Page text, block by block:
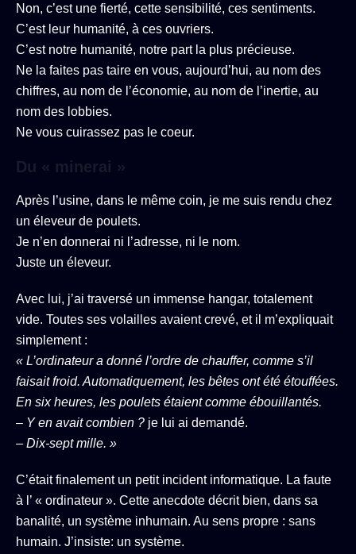
Non, c’est une fierté, cette sensibilité, ces sentiments.
C’est leur humanité, à ces ouvriers.
C’est notre humanité, notre part la plus précieuse.
Ne la faites pas taire en vous, aujourd’hui, au nom des
chiffres, au nom de l’économie, au nom de l’inertie, au
nom des lobbies.
Ne vous cuirassez pas le coeur.
Du « minerai »
Après l’usine, dans le même coin, je me suis rendu chez
un éleveur de poulets.
Je n’en donnerai ni l’adresse, ni le nom.
Juste un éleveur.
Avec lui, j’ai traversé un immense hangar, totalement
vide. Toutes ses volailles avaient crevé, et il m’expliquait
simplement :
« L’ordinateur a donné l’ordre de chauffer, comme s’il
faisait froid. Automatiquement, les bêtes ont été étouffées.
En six heures, les poulets étaient comme ébouillantés.
– Y en avait combien ? je lui ai demandé.
– Dix-sept mille. »
C’était finalement un petit incident informatique. La faute
à l’ « ordinateur ». Cette anecdote décrit bien, dans sa
banalité, un système inhumain. Au sens propre : sans
humain. J’insiste: un système.